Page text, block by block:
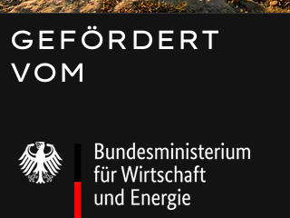
GEFÖRDERT
VOM